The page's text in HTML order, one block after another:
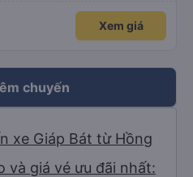
Xem giá
chuyến
xe Giáp Bát từ Hồng
và giá vé ưu đãi nhất: